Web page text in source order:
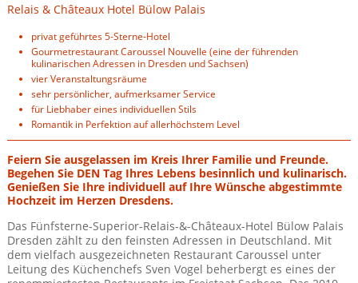
Relais & Châteaux Hotel Bülow Palais
privat geführtes 5-Sterne-Hotel
Gourmetrestaurant Caroussel Nouvelle (eine der führenden
kulinarischen Adressen in Dresden und Sachsen)
vier Veranstaltungsräume
sehr persönlicher, aufmerksamer Service
für Liebhaber eines individuellen Stils
Romantik in Perfektion auf allerhöchstem Level
Feiern Sie ausgelassen im Kreis Ihrer Familie und Freunde.
Begehen Sie DEN Tag Ihres Lebens besinnlich und kulinarisch.
Genießen Sie Ihre individuell auf Ihre Wünsche abgestimmte
Hochzeit im Herzen Dresdens.
Das Fünfsterne-Superior-Relais-&-Châteaux-Hotel Bülow Palais
Dresden zählt zu den feinsten Adressen in Deutschland. Mit
dem vielfach ausgezeichneten Restaurant Caroussel unter
Leitung des Küchenchefs Sven Vogel beherbergt es eines der